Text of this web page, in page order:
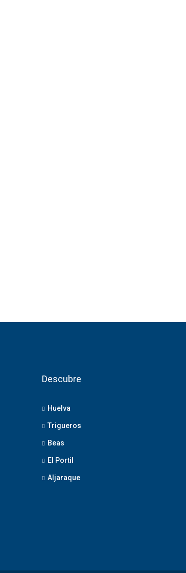
Descubre
Huelva
Trigueros
Beas
El Portil
Aljaraque